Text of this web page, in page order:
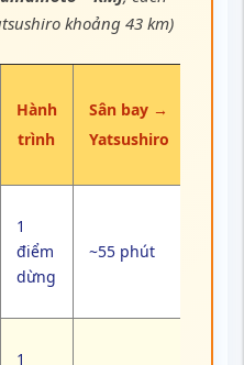
1 – 2
điểm
~55 phút
điểm
dừng
~55 phút
2
dừng